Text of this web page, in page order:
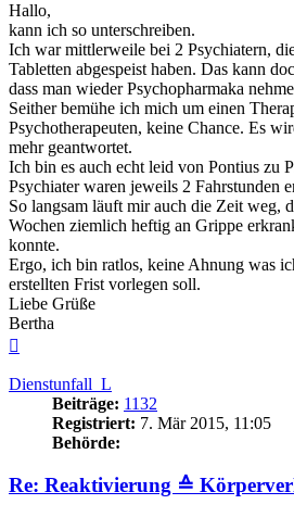
Hallo,
kann ich so unterschreiben.
Ich war mittlerweile bei 2 Psychiatern,
Tabletten abgespeist haben. Das kann
dass man wieder Psychopharmaka
Seither bemühe ich mich um einen
Psychotherapeuten, keine Chance. Es
mehr geantwortet.
Ich bin es auch echt leid von Pontius zu
Psychiater waren jeweils 2 Fahrstunden
So langsam läuft mir auch die Zeit weg,
Wochen ziemlich heftig an Grippe
konnte.
Ergo, ich bin ratlos, keine Ahnung was
erstellten Frist vorlegen soll.
Liebe Grüße
Bertha
Dienstunfall_L
Beiträge: 1132
Registriert: 7. Mär 2015, 11:05
Behörde:
Re: Reaktivierung ≙